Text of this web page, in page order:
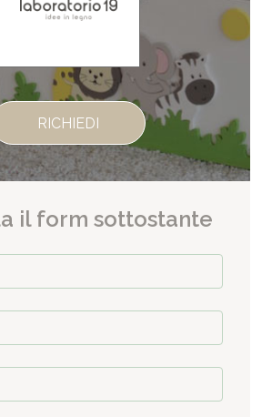
RICHIEDI
il form sottostante